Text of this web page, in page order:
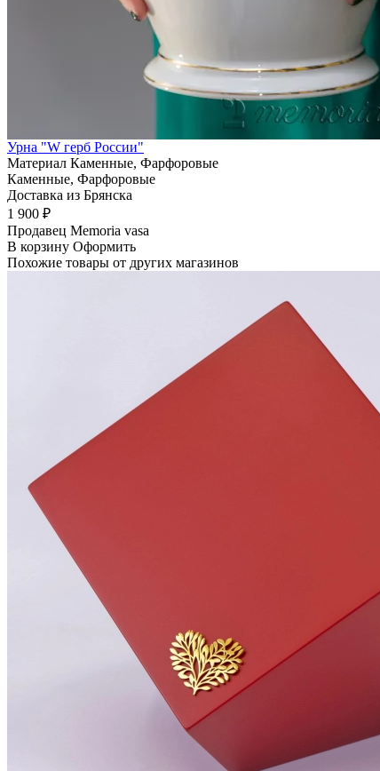
Урна "W герб России"
Материал Каменные, Фарфоровые
Каменные, Фарфоровые
Доставка из Брянска
1 900 ₽
Продавец Memoria vasa
В корзину Оформить
Похожие товары от других магазинов